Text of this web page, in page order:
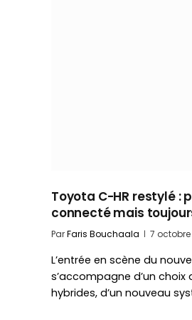
Toyota C-HR restylé :
connecté mais
ParFaris Bouchaala 7 octobre
L’entrée en scène du
s’accompagne d’un
hybrides, d’un nouveau